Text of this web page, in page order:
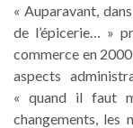
« Auparavant,
de l’épicerie… »
commerce en
aspects
« quand il faut
changements, les